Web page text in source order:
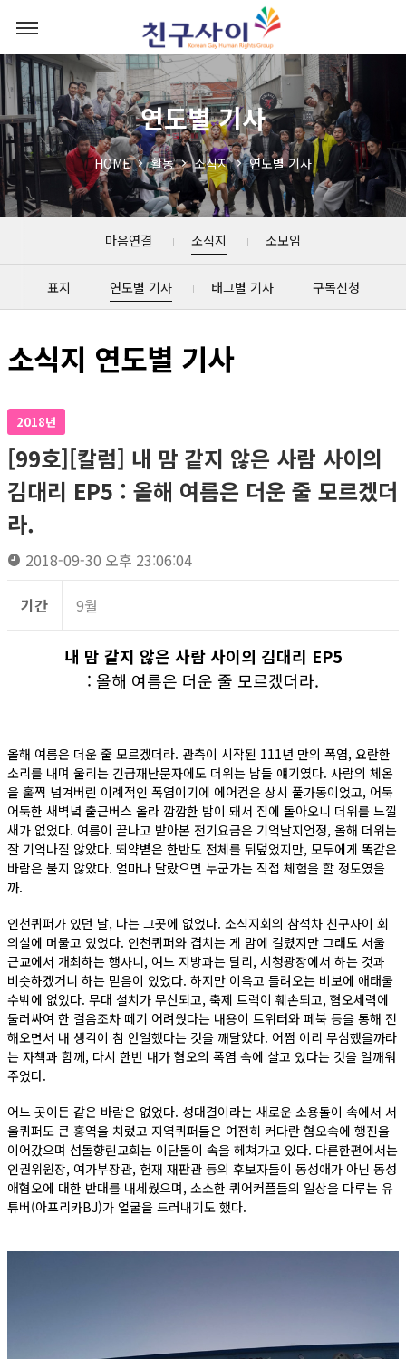
연도별 기사
HOME 활동 소식지 연도별 기사
마음연결 소식지 소모임
표지 연도별 기사 태그별 기사 구독신청
소식지 연도별 기사
2018년
[99호][칼럼] 내 맘 같지 않은 사람 사이의
김대리 EP5 : 올해 여름은 더운 줄 모르겠더
라.
2018-09-30 오후 23:06:04
기간 9월
내 맘 같지 않은 사람 사이의 김대리 EP5
: 올해 여름은 더운 줄 모르겠더라.
올해 여름은 더운 줄 모르겠더라. 관측이 시작된 111년 만의 폭염, 요란한
소리를 내며 울리는 긴급재난문자에도 더위는 남들 얘기였다. 사람의 체온
을 훌쩍 넘겨버린 이례적인 폭염이기에 에어컨은 상시 풀가동이었고, 어둑
어둑한 새벽녘 출근버스 올라 깜깜한 밤이 돼서 집에 돌아오니 더위를 느낄
새가 없었다. 여름이 끝나고 받아본 전기요금은 기억날지언정, 올해 더위는
잘 기억나질 않았다. 뙤약볕은 한반도 전체를 뒤덮었지만, 모두에게 똑같은
바람은 불지 않았다. 얼마나 달랐으면 누군가는 직접 체험을 할 정도였을
까.
인천퀴퍼가 있던 날, 나는 그곳에 없었다. 소식지회의 참석차 친구사이 회
의실에 머물고 있었다. 인천퀴퍼와 겹치는 게 맘에 걸렸지만 그래도 서울
근교에서 개최하는 행사니, 여느 지방과는 달리, 시청광장에서 하는 것과
비슷하겠거니 하는 믿음이 있었다. 하지만 이윽고 들려오는 비보에 애태울
수밖에 없었다. 무대 설치가 무산되고, 축제 트럭이 훼손되고, 혐오세력에
둘러싸여 한 걸음조차 떼기 어려웠다는 내용이 트위터와 페북 등을 통해 전
해오면서 내 생각이 참 안일했다는 것을 깨달았다. 어쩜 이리 무심했을까라
는 자책과 함께, 다시 한번 내가 혐오의 폭염 속에 살고 있다는 것을 일깨워
주었다.
어느 곳이든 같은 바람은 없었다. 성대결이라는 새로운 소용돌이 속에서 서
울퀴퍼도 큰 홍역을 치렀고 지역퀴퍼들은 여전히 커다란 혐오속에 행진을
이어갔으며 섬돌향린교회는 이단몰이 속을 헤쳐가고 있다. 다른한편에서는
인권위원장, 여가부장관, 헌재 재판관 등의 후보자들이 동성애가 아닌 동성
애혐오에 대한 반대를 내세웠으며, 소소한 퀴어커플들의 일상을 다루는 유
튜버(아프리카BJ)가 얼굴을 드러내기도 했다.